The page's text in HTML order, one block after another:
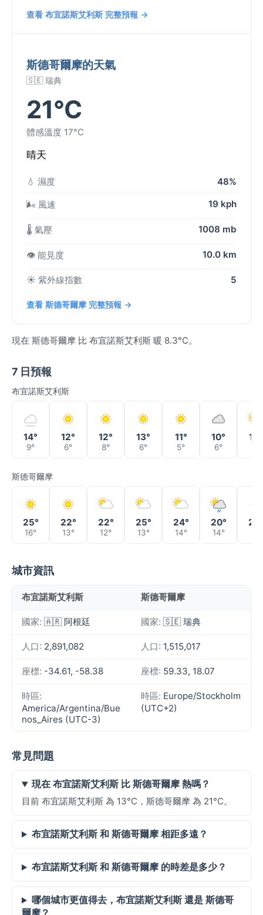
查看 布宜諾斯艾利斯 完整預報 →
斯德哥爾摩的天氣
🇸🇪 瑞典
21°C
體感溫度 17°C
晴天
💧 濕度 48%
🌬️ 風速 19 kph
🌡️ 氣壓 1008 mb
👁️ 能見度 10.0 km
☀️ 紫外線指數 5
查看 斯德哥爾摩 完整預報 →
現在 斯德哥爾摩 比 布宜諾斯艾利斯 暖 8.3°C。
7 日預報
布宜諾斯艾利斯
14°
9°
12°
6°
12°
8°
13°
6°
11°
5°
10°
6°
10°
斯德哥爾摩
25°
16°
22°
13°
22°
12°
25°
13°
24°
14°
20°
14°
城市資訊
布宜諾斯艾利斯 斯德哥爾摩
國家: 🇦🇷 阿根廷 國家: 🇸🇪 瑞典
人口: 2,891,082 人口: 1,515,017
座標: -34.61, -58.38 座標: 59.33, 18.07
時區:
America/Argentina/Bue
nos_Aires (UTC-3)
時區: Europe/Stockholm
(UTC+2)
常見問題
現在 布宜諾斯艾利斯 比 斯德哥爾摩 熱嗎？
目前 布宜諾斯艾利斯 為 13°C，斯德哥爾摩 為 21°C。
布宜諾斯艾利斯 和 斯德哥爾摩 相距多遠？
布宜諾斯艾利斯 和 斯德哥爾摩 的時差是多少？
哪個城市更值得去，布宜諾斯艾利斯 還是 斯德哥